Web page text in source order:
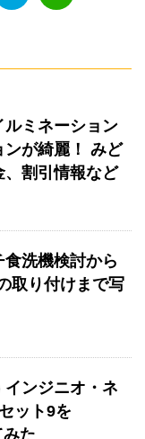
ルミネーション
ンが綺麗！ みど
、割引情報など
洗機検討から
取り付けまで写
ンジニオ・ネ
ット9を
た